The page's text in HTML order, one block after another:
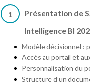
1
Présentation de
Intelligence BI
Modèle décisionnel :
Accès au portail et
Personnalisation du
Structure d’un